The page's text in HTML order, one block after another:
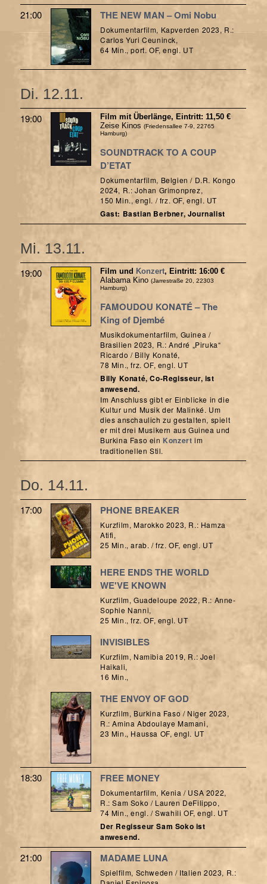
21:00 THE NEW MAN – Omi Nobu
Dokumentarfilm, Kapverden 2023, R.:
Carlos Yuri Ceuninck,
64 Min., port. OF, engl. UT
Di. 12.11.
19:00
Film mit Überlänge, Eintritt: 11,50 €
Zeise Kinos(Friedensallee 7-9, 22765
Hamburg)
SOUNDTRACK TO A COUP
D’ETAT
Dokumentarfilm, Belgien / D.R. Kongo
2024, R.: Johan Grimonprez,
150 Min., engl. / frz. OF, engl. UT
Gast: Bastian Berbner, Journalist
Mi. 13.11.
19:00 Film und Konzert, Eintritt: 16:00 €
Alabama Kino(Jarrestraße 20, 22303
Hamburg)
FAMOUDOU KONATÉ – The
King of Djembé
Musikdokumentarfilm, Guinea /
Brasilien 2023, R.: André „Piruka“
Ricardo / Billy Konaté,
78 Min., frz. OF, engl. UT
Billy Konaté, Co-Regisseur, ist
anwesend.
Im Anschluss gibt er Einblicke in die
Kultur und Musik der Malinké. Um
dies anschaulich zu gestalten, spielt
er mit drei Musikern aus Guinea und
Burkina Faso ein Konzert im
traditionellen Stil.
Do. 14.11.
17:00 PHONE BREAKER
Kurzfilm, Marokko 2023, R.: Hamza
Atifi,
25 Min., arab. / frz. OF, engl. UT
HERE ENDS THE WORLD
WE'VE KNOWN
Kurzfilm, Guadeloupe 2022, R.: Anne-
Sophie Nanni,
25 Min., frz. OF, engl. UT
INVISIBLES
Kurzfilm, Namibia 2019, R.: Joel
Haikali,
16 Min.,
THE ENVOY OF GOD
Kurzfilm, Burkina Faso / Niger 2023,
R.: Amina Abdoulaye Mamani,
23 Min., Haussa OF, engl. UT
18:30 FREE MONEY
Dokumentarfilm, Kenia / USA 2022,
R.: Sam Soko / Lauren DeFilippo,
74 Min., engl. / Swahili OF, engl. UT
Der Regisseur Sam Soko ist
anwesend.
21:00 MADAME LUNA
Spielfilm, Schweden / Italien 2023, R.: